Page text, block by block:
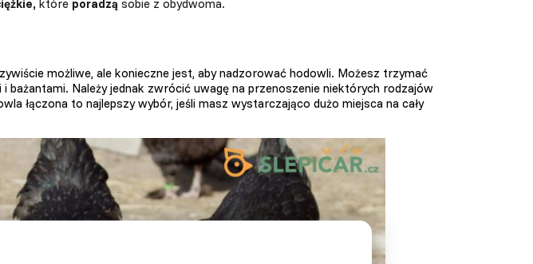
które poradzą sobie z obydwoma.
możliwe, ale konieczne jest, aby nadzorować hodowli. Możesz trzymać
i bażantami. Należy jednak zwrócić uwagę na przenoszenie niektórych rodzajów
łączona to najlepszy wybór, jeśli masz wystarczająco dużo miejsca na cały